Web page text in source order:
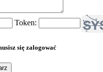
Token:
się zalogować